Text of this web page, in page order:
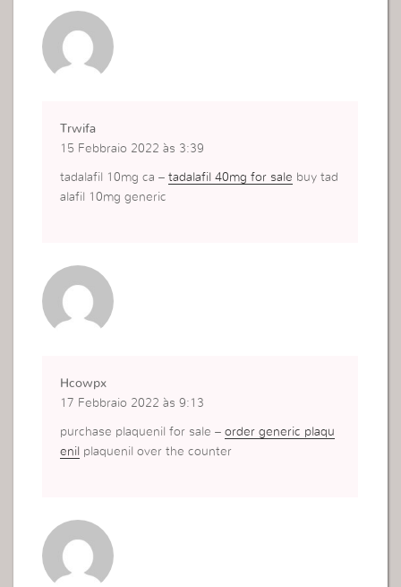
Trwifa
15 Febbraio 2022 às 3:39
tadalafil 10mg ca –tadalafil 40mg for sale buy tad
alafil 10mg generic
Hcowpx
17 Febbraio 2022 às 9:13
purchase plaquenil for sale –order generic plaqu
enil plaquenil over the counter